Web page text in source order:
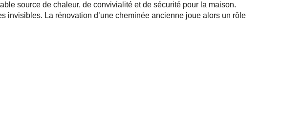
source de chaleur, de convivialité et de sécurité pour la maison.
invisibles. La rénovation d’une cheminée ancienne joue alors un rôle